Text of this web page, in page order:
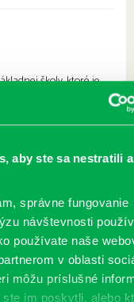
aby ste sa nestratili
správne fungovanie
návštevnosti
používate naše
v oblasti
môžu príslušné
im poskytli, alebo
školy, ktoré je
aspekt života
voči ľuďom, napr.
ale aj voči prírode
dáva je na jednej
je určený nielen
škrupinami a šupami